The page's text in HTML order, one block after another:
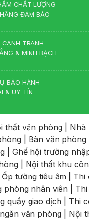
CHẤT LƯỢNG
ĐẢM BẢO
CẠNH TRANH
& MINH BẠCH
BẢO HÀNH
& UY TÍN
thất văn phòng Nhà
Bàn văn phòng
Ghế hội trường
Nội thất khu
Ốp tường tiêu âm
Thi
phòng nhân viên
quầy giao dịch
Thi
văn phòng Nội